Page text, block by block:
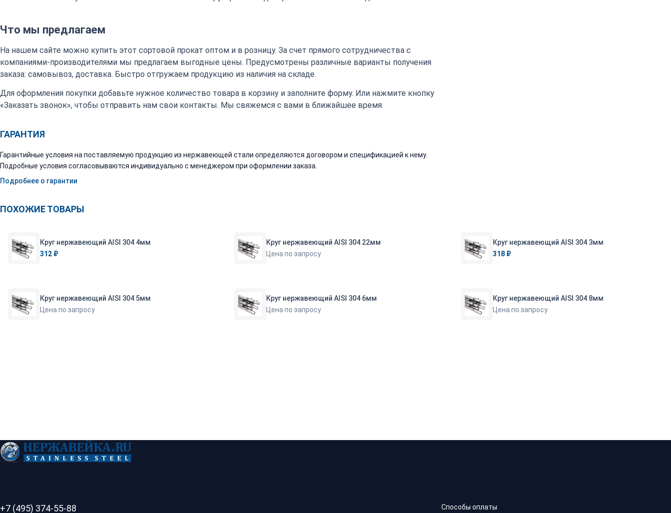
Что мы предлагаем
На нашем сайте можно купить этот сортовой прокат оптом и в розницу. За счет прямого сотрудничества с
компаниями-производителями мы предлагаем выгодные цены. Предусмотрены различные варианты получения
заказа: самовывоз, доставка. Быстро отгружаем продукцию из наличия на складе.
Для оформления покупки добавьте нужное количество товара в корзину и заполните форму. Или нажмите кнопку
«Заказать звонок», чтобы отправить нам свои контакты. Мы свяжемся с вами в ближайшее время.
ГАРАНТИЯ
Гарантийные условия на поставляемую продукцию из нержавеющей стали определяются договором и спецификацией к нему.
Подробные условия согласовываются индивидуально с менеджером при оформлении заказа.
Подробнее о гарантии
ПОХОЖИЕ ТОВАРЫ
Круг нержавеющий AISI 304 4мм
312 ₽
Круг нержавеющий AISI 304 22мм
Цена по запросу
Круг нержавеющий AISI 304 3мм
318 ₽
Круг нержавеющий AISI 304 5мм
Цена по запросу
Круг нержавеющий AISI 304 6мм
Цена по запросу
Круг нержавеющий AISI 304 8мм
Цена по запросу
+7 (495) 374-55-88 Способы оплаты